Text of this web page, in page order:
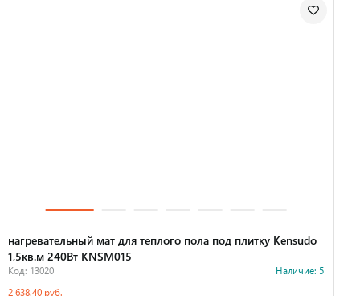
нагревательный мат для теплого пола под плитку Kensudo
1,5кв.м 240Вт KNSM015
Код: 13020
Наличие: 5
2 638.40 руб.